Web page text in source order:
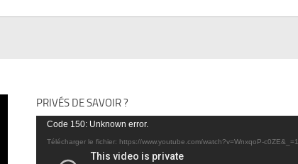
PRIVÉS DE SAVOIR ?
Lecteur
vidéo
Code 150: Unknown error.
Télécharger le fichier: https://www.youtube.com/watch?v=WnxqoP-c0ZE&_=1